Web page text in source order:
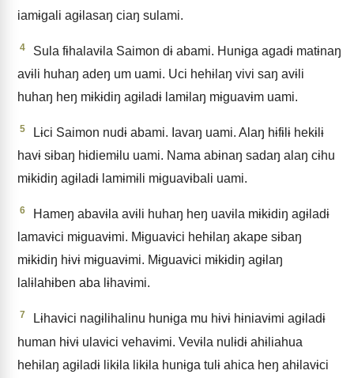
iamɨgali agɨlasaŋ ciaŋ sulami.
4
Sula fɨhalavɨla Saimon dɨ abami. Hunɨga agadɨ matɨnaŋ
avɨli huhaŋ adeŋ um uami. Uci hehɨlaŋ vivi saŋ avɨli
huhaŋ heŋ mɨkɨdiŋ agɨladɨ lamɨlaŋ mɨguavɨm uami.
5
Lɨci Saimon nudɨ abami. Iavaŋ uami. Alaŋ hɨfɨlɨ hekɨlɨ
havɨ sɨbaŋ hɨdiemɨlu uami. Nama abɨnaŋ sadaŋ alaŋ cɨhu
mɨkɨdiŋ agɨladɨ lamɨmɨli mɨguavɨbali uami.
6
Hameŋ abavɨla avɨli huhaŋ heŋ uavɨla mɨkɨdiŋ agɨladɨ
lamavɨci mɨguavɨmi. Mɨguavɨci hehɨlaŋ akape sɨbaŋ
mɨkɨdiŋ hɨvɨ mɨguavɨmi. Mɨguavɨci mɨkɨdiŋ agɨlaŋ
lalɨlahɨben aba lɨhavɨmi.
7
Lɨhavɨci nagɨlihalinu hunɨga mu hɨvɨ hɨniavɨmi agɨladɨ
human hɨvɨ ulavɨci vehavɨmi. Vevɨla nulɨdɨ ahɨliahua
hehɨlaŋ agɨladɨ likɨla likɨla hunɨga tulɨ ahica heŋ ahɨlavɨci